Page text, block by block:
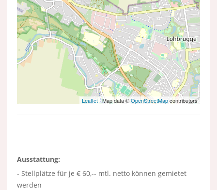
Leaflet | Map data ©OpenStreetMapcontributors
Ausstattung:
- Stellplätze für je € 60,-- mtl. netto können gemietet
werden